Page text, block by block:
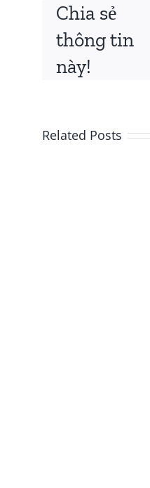
Chia sẻ
thông tin
này!
Related Posts